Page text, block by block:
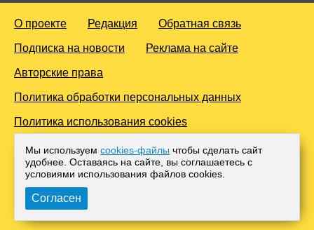
О проекте Редакция Обратная связь
Подписка на новости Реклама на сайте
Авторские права
Политика обработки персональных данных
Политика использования cookies
© 2016-2026 Все права защищены. Для лиц старше 18 лет.
Любое копирование материалов и тиражирование в сети
Интернет, либо печатных изданиях без согласования с
Администрацией проекта, преследуется законом.
Мы используем cookies-файлы чтобы сделать сайт
удобнее. Оставаясь на сайте, вы соглашаетесь с
условиями использования файлов cооkies.
Согласен